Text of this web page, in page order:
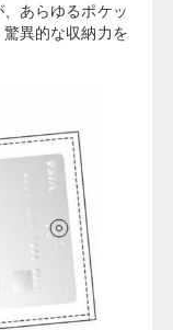
あらゆるポケッ
驚異的な収納力を